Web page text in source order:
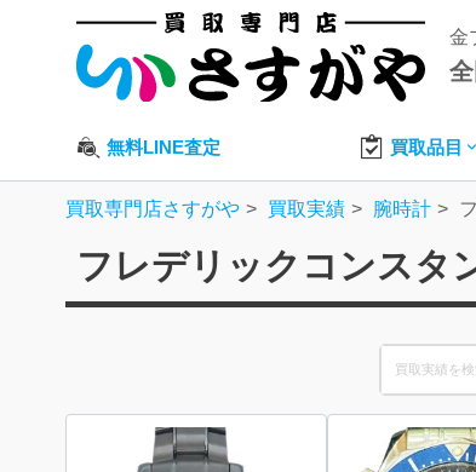
金
無料LINE査定 買取品目
買取専門店さすがや 買取実績 腕時計
フレデリックコンスタ
Search
for: